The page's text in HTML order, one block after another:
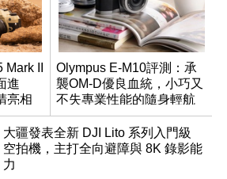
II
進
亮相
Olympus E-M10評測：承
襲OM-D優良血統，小巧又
不失專業性能的隨身輕航
機
大疆發表全新 DJI Lito 系列入門級
空拍機，主打全向避障與 8K 錄影能
力